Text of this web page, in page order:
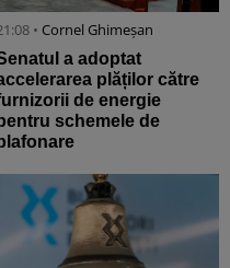
• Cornel Ghimeșan
a adoptat
plăților către
de energie
schemele de